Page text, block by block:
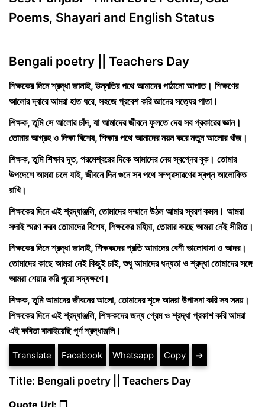
Poems, Shayari and English Status
Bengali poetry || Teachers Day
শিক্ষকের দিনে শ্রদ্ধা জানাই, উন্নতির পথে আমাদের পাঠানো আপাত। শিক্ষণের
আলোর দ্বারে আমরা হাত ধরে, সহজে প্রবেশ করি জ্ঞানের সত্যের পাতা।
শিক্ষক, তুমি সে আলোর চাঁদ, যা আমাদের জীবনে ফুলতে দেয় সব প্রকারের জ্ঞান।
তোমার আগ্রহ ও দিক্ষা বিশেষ, শিক্ষার পথে আমাদের নয়ন করে নতুন আলোর খাঁজ।
শিক্ষক, তুমি শিক্ষার দূত, পরমেশ্বরের দিকে আমাদের নেয় স্বপ্নের বুক। তোমার
উপদেশে আমরা চলে যাই, জীবনে দিন গুনে সব পথে সম্প্রসারণের স্বপ্ন আলোকিত
রাখি।
শিক্ষকের দিনে এই শ্রদ্ধাঞ্জলি, তোমাদের সম্মানে উঠল আমার স্বরণ কমল। আমরা
সদাই স্মরণ করব তোমাদের বিশেষ, শিক্ষকের মহিমা, তোমার কাছে আমরা নেই সীমিত।
শিক্ষকের দিনে শ্রদ্ধা জানাই, শিক্ষকদের প্রতি আমাদের বেশী ভালোবাসা ও আদর।
তোমাদের কাছে আমরা নেই কিছুই চাই, শুধু আমাদের ধন্যতা ও শ্রদ্ধা তোমাদের সঙ্গে
আমরা শেয়ার করি পুরো সদ্যক্ষণে।
শিক্ষক, তুমি আমাদের জীবনের আলো, তোমাদের শৃঙ্গে আমরা উপাসনা করি সব সময়।
শিক্ষকের দিনে এই শ্রদ্ধাঞ্জলি, শিক্ষকদের জন্য প্রেম ও শ্রদ্ধা প্রকাশ করি আমরা
এই কবিতা বানাইয়েছি পূর্ণ শ্রদ্ধাঞ্জলি।
Translate Facebook Whatsapp Copy ➔
Title: Bengali poetry || Teachers Day